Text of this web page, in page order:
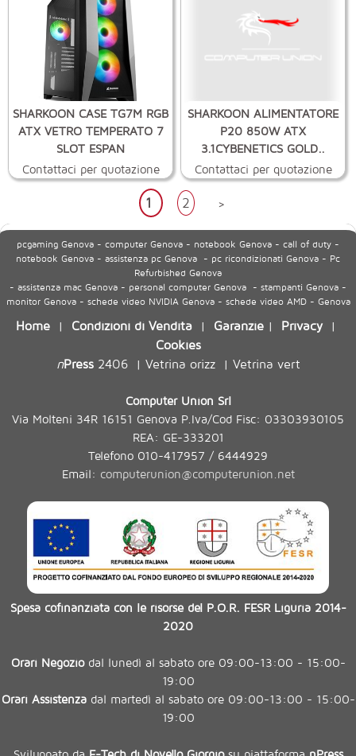
SHARKOON CASE TG7M RGB
ATX VETRO TEMPERATO 7
SLOT ESPAN
Contattaci per quotazione
SHARKOON ALIMENTATORE
P20 850W ATX
3.1CYBENETICS GOLD..
Contattaci per quotazione
1 2 >
pcgaming Genova - computer Genova - notebook Genova - call of duty -
notebook Genova - assistenza pc Genova - pc ricondizionati Genova - Pc
Refurbished Genova
- assistenza mac Genova - personal computer Genova - stampanti Genova -
monitor Genova - schede video NVIDIA Genova - schede video AMD - Genova
Home | Condizioni di Vendita | Garanzie | Privacy|
Cookies
nPress2406| Vetrina orizz| Vetrina vert
Computer Union Srl
Via Molteni 34R 16151 Genova P.Iva/Cod Fisc: 03303930105
REA: GE-333201
Telefono 010-417957 / 6444929
Email: computerunion@computerunion.net
Spesa cofinanziata con le risorse del P.O.R. FESR Liguria 2014-
2020
Orari Negoziodal lunedì al sabato ore 09:00-13:00 - 15:00-
19:00
Orari Assistenzadal martedì al sabato ore 09:00-13:00 - 15:00-
19:00